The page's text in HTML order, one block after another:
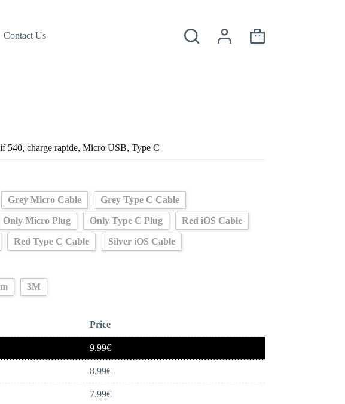
Contact Us
Panier
540, charge rapide, Micro USB, Type C
Grey Micro Cable Grey Type C Cable
Only Micro Plug Only Type C Plug Red iOS Cable
Red Type C Cable Silver iOS Cable
3M
Price
9.99€
8.99€
7.99€